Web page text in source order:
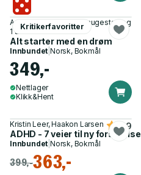
Kritikerfavoritter
Antonio Nusa, Frode Saugestad og
1 annen
Alt starter med en drøm
Innbundet |Norsk, Bokmål
349,-
Nettlager
Klikk&Hent
Kristin Leer, Haakon Larsen
ADHD - 7 veier til ny forståelse
4.9
Innbundet |Norsk, Bokmål
399,-363,-